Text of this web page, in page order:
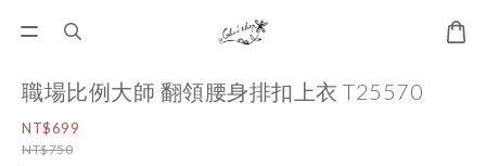
職場比例大師 翻領腰身排扣上衣 T25570
NT$699
NT$750